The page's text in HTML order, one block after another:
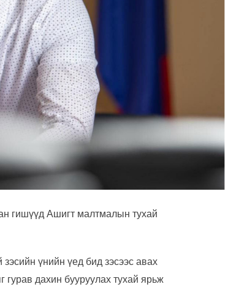
гишүүд Ашигт малтмалын тухай
үнийн үед бид зэсээс авах
дахин бууруулах тухай ярьж